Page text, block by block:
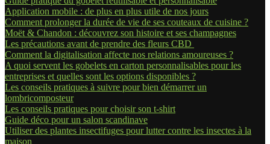
Application mobile : de plus en plus utile de nos jours
Comment prolonger la durée de vie de ses couteaux de cuisine ?
Moët & Chandon : découvrez son histoire et ses champagnes
Les précautions avant de prendre des fleurs CBD
Comment la digitalisation affecte nos relations amoureuses ?
A quoi servent les gobelets en carton personnalisables pour les
entreprises et quelles sont les options disponibles ?
Les conseils pratiques à suivre pour bien démarrer un
lombricomposteur
Les conseils pratiques pour choisir son t-shirt
Guide déco pour un salon scandinave
Utiliser des plantes insectifuges pour lutter contre les insectes à la
maison